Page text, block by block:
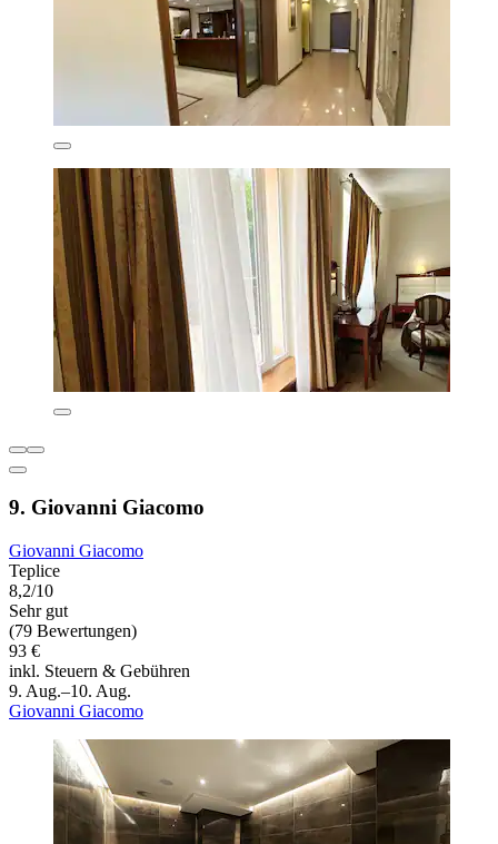
9. Giovanni Giacomo
Giovanni Giacomo
Teplice
8,2/10
Sehr gut
(79 Bewertungen)
93 €
inkl. Steuern & Gebühren
9. Aug.–10. Aug.
Giovanni Giacomo